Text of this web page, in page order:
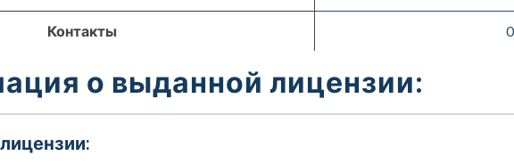
Контакты
о выданной лицензии: